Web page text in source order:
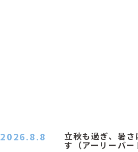
立秋も過ぎ、暑
す（アーリーバー
2026.8.8